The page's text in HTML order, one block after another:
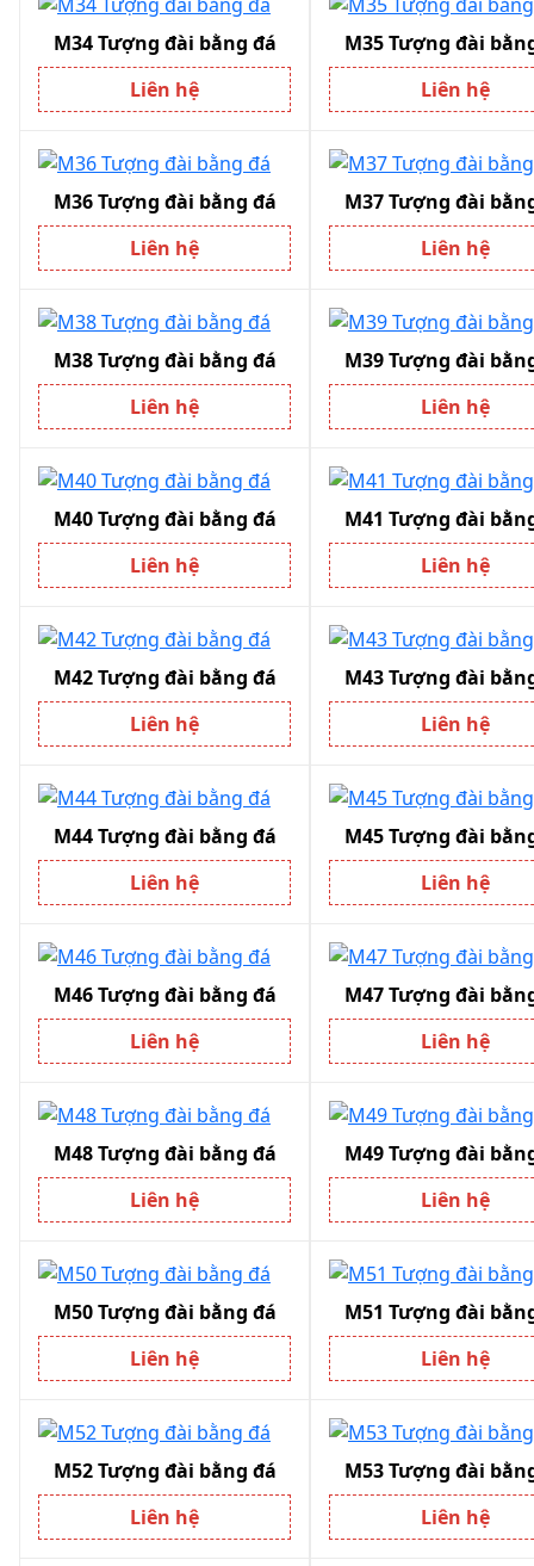
M34 Tượng đài bằng đá
Liên hệ
M35 Tượng đài
Liên hệ
M36 Tượng đài bằng đá
Liên hệ
M37 Tượng đài
Liên hệ
M38 Tượng đài bằng đá
Liên hệ
M39 Tượng đài
Liên hệ
M40 Tượng đài bằng đá
Liên hệ
M41 Tượng đài
Liên hệ
M42 Tượng đài bằng đá
Liên hệ
M43 Tượng đài
Liên hệ
M44 Tượng đài bằng đá
Liên hệ
M45 Tượng đài
Liên hệ
M46 Tượng đài bằng đá
Liên hệ
M47 Tượng đài
Liên hệ
M48 Tượng đài bằng đá
Liên hệ
M49 Tượng đài
Liên hệ
M50 Tượng đài bằng đá
Liên hệ
M51 Tượng đài
Liên hệ
M52 Tượng đài bằng đá
Liên hệ
M53 Tượng đài
Liên hệ